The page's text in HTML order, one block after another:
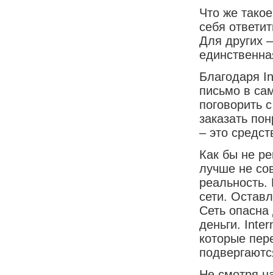
Что же
себя
Для других
Благодаря
письмо в
поговорить
заказать
– это
Как бы не
лучше не
реальность.
сети.
Сеть
деньги.
которые